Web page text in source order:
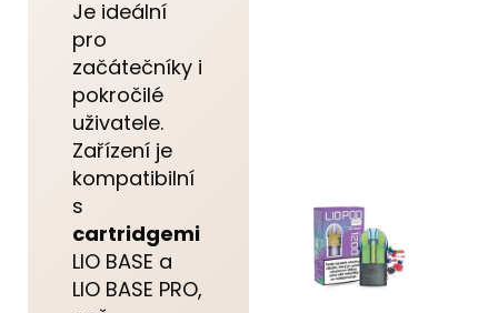
Je ideální
pro
začátečníky i
pokročilé
uživatele.
Zařízení je
kompatibilní
s
cartridgemi
LIO BASE a
LIO BASE PRO,